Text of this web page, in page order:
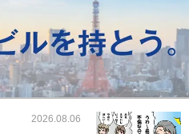
2026.08.06